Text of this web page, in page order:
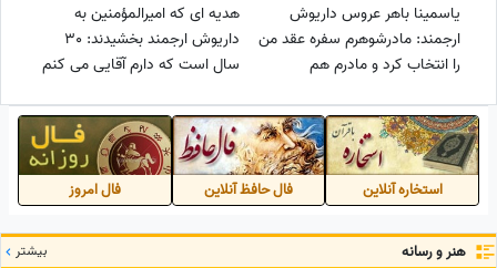
یاسمینا باهر عروس داریوش
ارجمند: مادرشوهرم سفره عقد من
را انتخاب کرد و مادرم هم
نبود مراسم کجاست و چه لباسی
قرار است بپوشم!
هدیه ای که امیرالمؤمنین به
داریوش ارجمند بخشیدند: 30
سال است که دارم آقایی می کنم
استخاره آنلاین فال حافظ آنلاین فال امروز
هنر و رسانه بیشتر